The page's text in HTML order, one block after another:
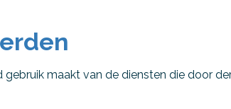
maakt van de diensten die door